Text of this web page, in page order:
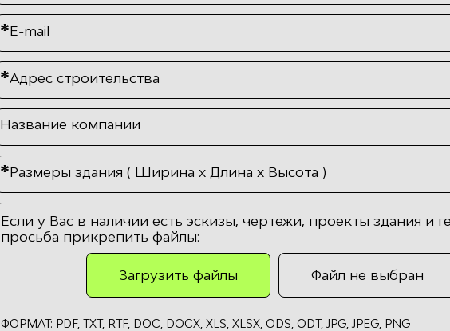
*E-mail
*Адрес строительства
Название компании
*Размеры здания ( Ширина х Длина х Высота )
Если у Вас в наличии есть эскизы, чертежи, проекты здания и
просьба прикрепить файлы:
Загрузить файлы Файл не выбран
ФОРМАТ: PDF, TXT, RTF, DOC, DOCX, XLS, XLSX, ODS, ODT, JPG, JPEG, PNG